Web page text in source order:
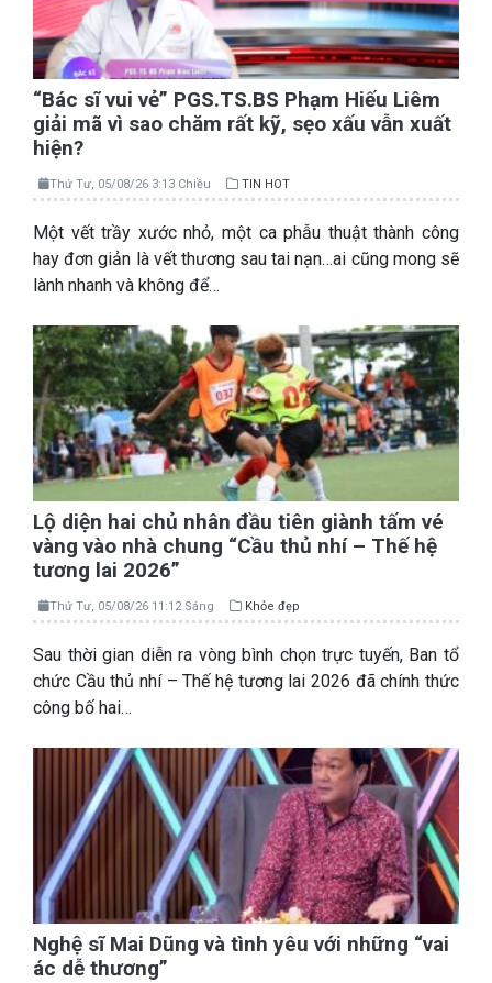
“Bác sĩ vui vẻ” PGS.TS.BS Phạm Hiếu Liêm
giải mã vì sao chăm rất kỹ, sẹo xấu vẫn xuất
hiện?
Thứ Tư, 05/08/26 3:13 Chiều TIN HOT
Một vết trầy xước nhỏ, một ca phẫu thuật thành công
hay đơn giản là vết thương sau tai nạn…ai cũng mong sẽ
lành nhanh và không để…
Lộ diện hai chủ nhân đầu tiên giành tấm vé
vàng vào nhà chung “Cầu thủ nhí – Thế hệ
tương lai 2026”
Thứ Tư, 05/08/26 11:12 Sáng Khỏe đẹp
Sau thời gian diễn ra vòng bình chọn trực tuyến, Ban tổ
chức Cầu thủ nhí – Thế hệ tương lai 2026 đã chính thức
công bố hai…
Nghệ sĩ Mai Dũng và tình yêu với những “vai
ác dễ thương”